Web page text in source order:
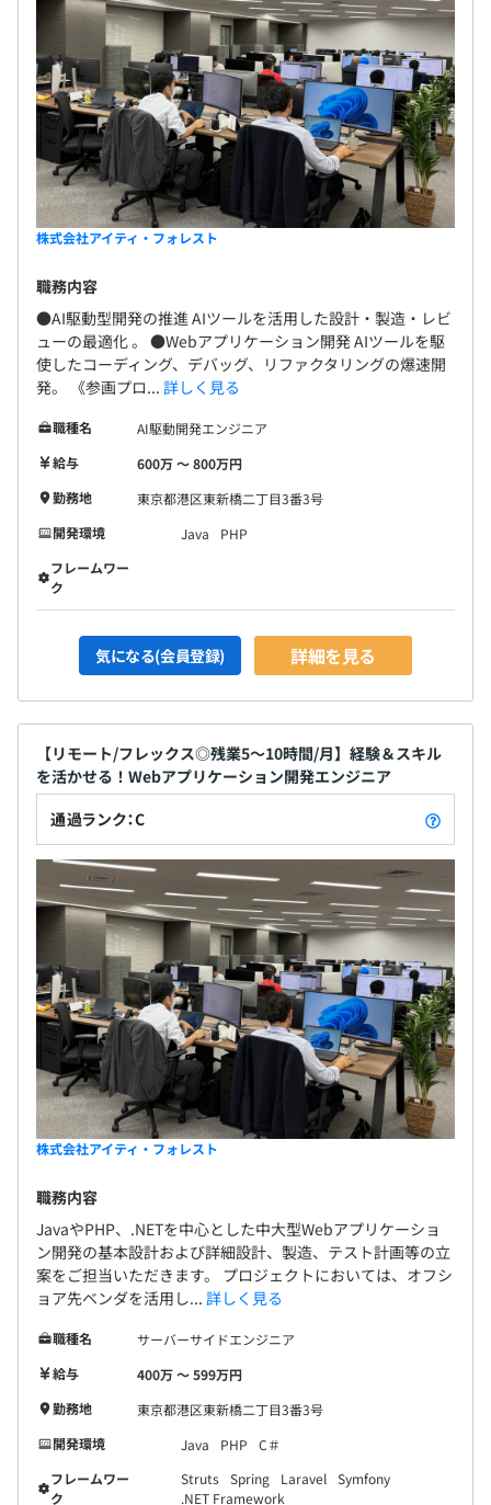
株式会社アイティ・フォレスト
職務内容
●AI駆動型開発の推進 AIツールを活用した設計・製造・レビ
ューの最適化 。 ●Webアプリケーション開発 AIツールを駆
使したコーディング、デバッグ、リファクタリングの爆速開
発。 《参画プロ... 詳しく見る
職種名
AI駆動開発エンジニア
給与
600万 〜 800万円
勤務地
東京都港区東新橋二丁目3番3号
開発環境
Java
PHP
フレームワー
ク
気になる(会員登録) 詳細を見る
【リモート/フレックス◎残業5～10時間/月】経験＆スキル
を活かせる！Webアプリケーション開発エンジニア
通過ランク：C
株式会社アイティ・フォレスト
職務内容
JavaやPHP、.NETを中心とした中大型Webアプリケーショ
ン開発の基本設計および詳細設計、製造、テスト計画等の立
案をご担当いただきます。 プロジェクトにおいては、オフシ
ョア先ベンダを活用し... 詳しく見る
職種名
サーバーサイドエンジニア
給与
400万 〜 599万円
勤務地
東京都港区東新橋二丁目3番3号
開発環境
Java PHP
C＃
フレームワー
ク
Struts Spring Laravel Symfony
.NET Framework